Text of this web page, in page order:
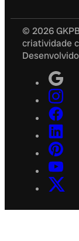
© 2026
criatividade